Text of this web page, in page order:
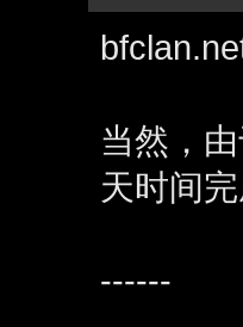
当然，
天时间
------